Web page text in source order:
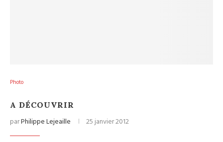
Photo
A DÉCOUVRIR
parPhilippe Lejeaille 25 janvier 2012